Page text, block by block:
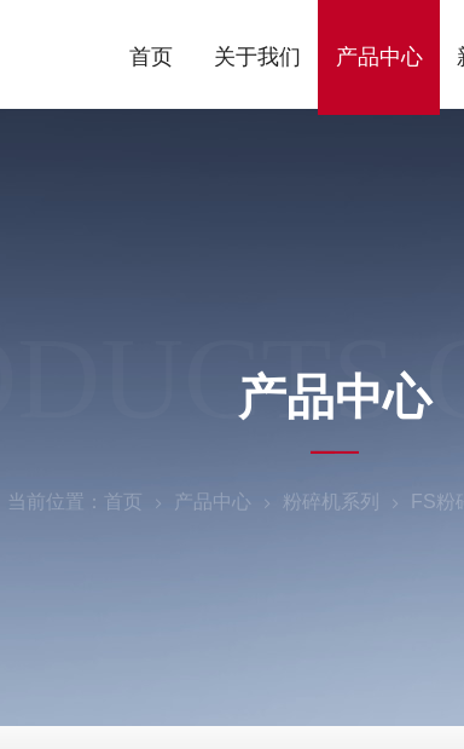
首页 关于我们 产品中心
产品中心
当前位置： 首页 产品中心 粉碎机系列 FS粉